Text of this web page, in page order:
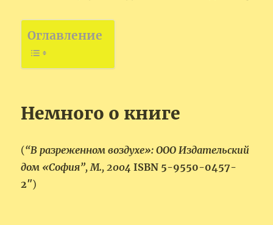
Оглавление
Немного о книге
(“В разреженном воздухе»: ООО Издательский
дом «София”, М., 2004 ISBN 5-9550-0457-
2″)